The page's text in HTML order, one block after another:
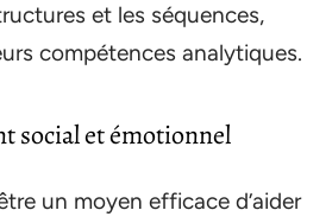
et les séquences,
compétences analytiques.
social et émotionnel
un moyen efficace d’aider